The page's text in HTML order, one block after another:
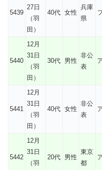
5439
27日
（羽
田）
40代 女性
兵庫
県
5440
12月
31日
（羽
田）
30代 男性
非公
表
5441
12月
31日
（羽
田）
40代 女性
非公
表
5442
12月
31日
（羽
20代 男性
東京
都